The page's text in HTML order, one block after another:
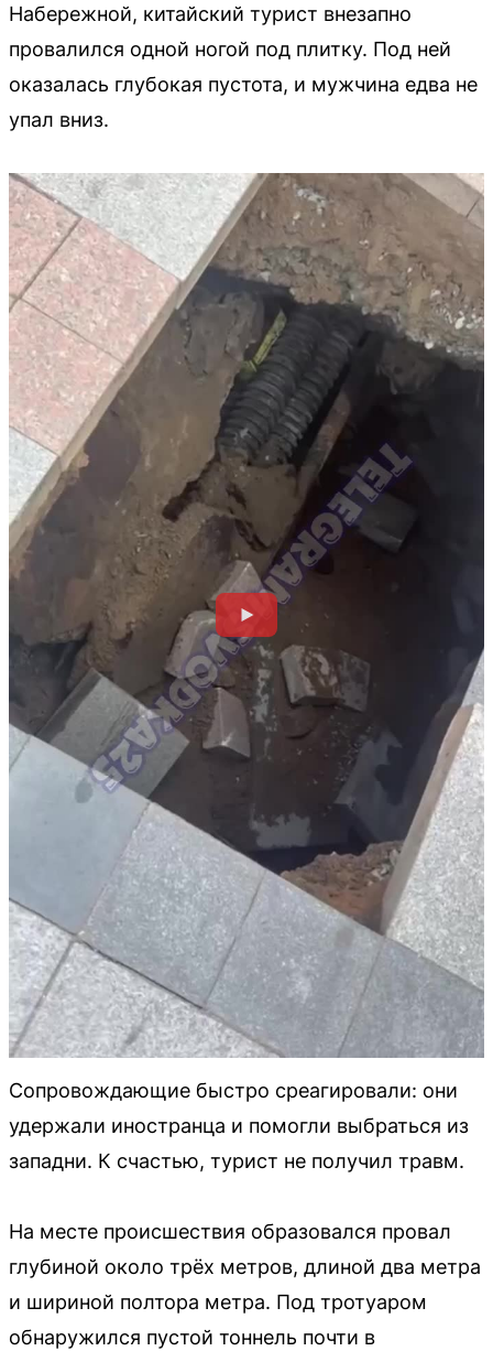
Набережной, китайский турист внезапно
провалился одной ногой под плитку. Под ней
оказалась глубокая пустота, и мужчина едва не
упал вниз.
Сопровождающие быстро среагировали: они
удержали иностранца и помогли выбраться из
западни. К счастью, турист не получил травм.
На месте происшествия образовался провал
глубиной около трёх метров, длиной два метра
и шириной полтора метра. Под тротуаром
обнаружился пустой тоннель почти в